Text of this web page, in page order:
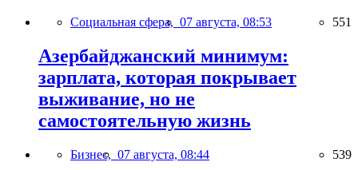
Социальная сфера, 07 августа, 08:53 551
Азербайджанский минимум:
зарплата, которая покрывает
выживание, но не
самостоятельную жизнь
Бизнес, 07 августа, 08:44 539